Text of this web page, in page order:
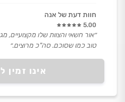
אינו זמין
חוות דעת של אנה
5.00
״אור חשאי והצוות שלו מקצועיים,
טוב כמו שסוכם. סה"כ מרוצים.״